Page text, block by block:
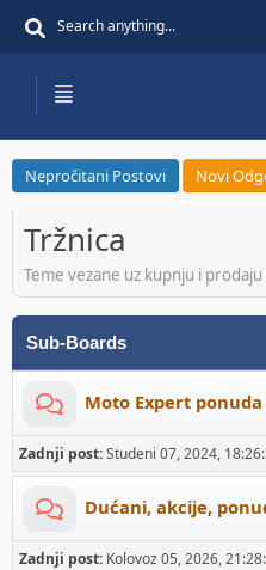
Nepročitani Postovi Novi
Tržnica
Teme vezane uz kupnju i
Sub-Boards
Moto Expert
Zadnji post:Studeni 07, 2024,
Dućani, akcije,
Zadnji post: Kolovoz 05, 2026,